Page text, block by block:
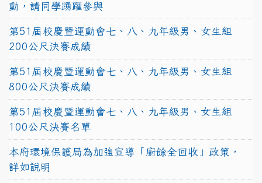
動，請同學踴躍參與
第51屆校慶暨運動會七、八、九年級男、女生組
200公尺決賽成績
第51屆校慶暨運動會七、八、九年級男、女生組
800公尺決賽成績
第51屆校慶暨運動會七、八、九年級男、女生組
100公尺決賽名單
本府環境保護局為加強宣導「廚餘全回收」政策，
詳如說明